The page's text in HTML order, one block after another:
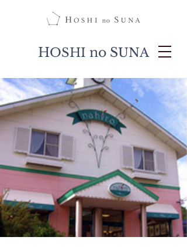
HOSHI no SUNA